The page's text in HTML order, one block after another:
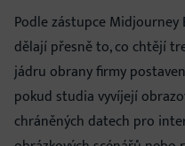
Podle zástupce Midjourney
dělají přesně to, co chtějí
jádru obrany firmy
pokud studia vyvíjejí
chráněných datech pro